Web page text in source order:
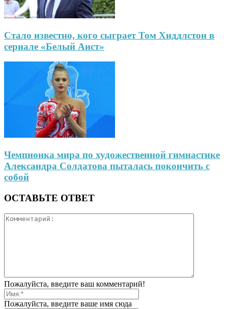
Стало известно, кого сыграет Том Хиддлстон в
сериале «Белый Аист»
Чемпионка мира по художественной гимнастике
Александра Солдатова пыталась покончить с
собой
ОСТАВЬТЕ ОТВЕТ
Пожалуйста, введите ваш комментарий!
Пожалуйста, введите ваше имя сюда